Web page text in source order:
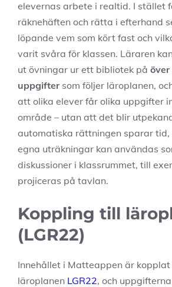
elevernas arbete i realtid. I stället
räknehäften och rätta i efterhand
löpande vem som kört fast och
varit svåra för klassen. Läraren
ut övningar ur ett bibliotek på över
uppgiftersom följer läroplanen,
att olika elever får olika uppgifter
område – utan att det blir
automatiska rättningen sparar tid,
egna uträkningar kan användas
diskussioner i klassrummet, till
projiceras på tavlan.
Koppling till
(LGR22)
Innehållet i Matteappen är
läroplanen LGR22, och